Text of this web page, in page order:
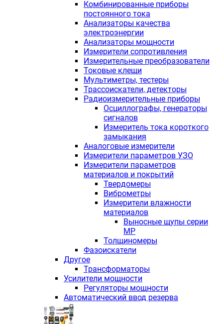
Комбинированные приборы
постоянного тока
Анализаторы качества
электроэнергии
Анализаторы мощности
Измерители сопротивления
Измерительные преобразователи
Токовые клещи
Мультиметры, тестеры
Трассоискатели, детекторы
Радиоизмерительные приборы
Осциллографы, генераторы
сигналов
Измеритель тока короткого
замыкания
Аналоговые измерители
Измерители параметров УЗО
Измерители параметров
материалов и покрытий
Твердомеры
Виброметры
Измерители влажности
материалов
Выносные щупы серии
МР
Толщиномеры
Фазоискатели
Другое
Трансформаторы
Усилители мощности
Регуляторы мощности
Автоматический ввод резерва